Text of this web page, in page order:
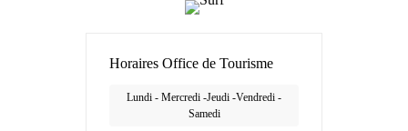
Horaires Office de Tourisme
Lundi - Mercredi -Jeudi -Vendredi -
Samedi